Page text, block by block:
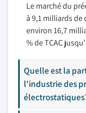
Le marché du
à 9,1 milliards
environ 16,7
% de TCAC
Quelle est la
l'industrie des